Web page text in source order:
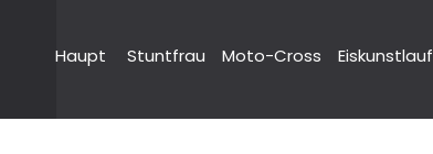
Haupt Stuntfrau Moto-Cross Eiskunstlauf